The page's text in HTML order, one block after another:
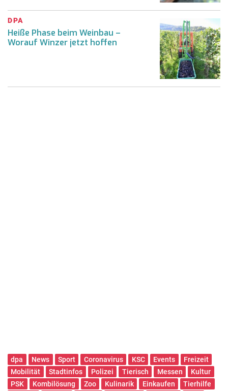
DPA
Heiße Phase beim Weinbau –
Worauf Winzer jetzt hoffen
dpa News Sport Coronavirus KSC Events
Freizeit
Mobilität
Stadtinfos Polizei Tierisch Messen
Kultur
PSK
Kombilösung Zoo Kulinarik Einkaufen
Tierhilfe